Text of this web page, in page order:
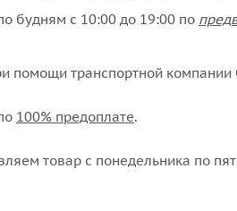
будням с 10:00 до 19:00 по
помощи транспортной компании
100% предоплате.
товар с понедельника по